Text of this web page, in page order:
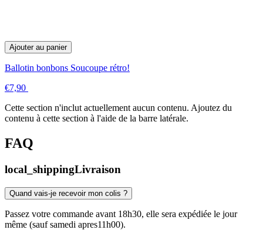
Ajouter au panier
Ballotin bonbons Soucoupe rétro!
€7,90
Cette section n'inclut actuellement aucun contenu. Ajoutez du
contenu à cette section à l'aide de la barre latérale.
FAQ
local_shippingLivraison
Quand vais-je recevoir mon colis ?
Passez votre commande avant 18h30, elle sera expédiée le jour
même (sauf samedi apres11h00).